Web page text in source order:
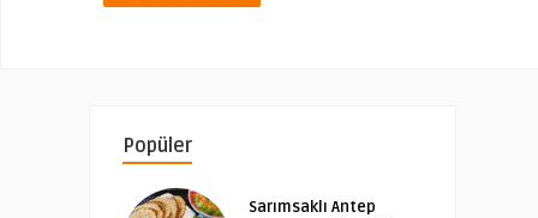
Popüler
Sarımsaklı Antep